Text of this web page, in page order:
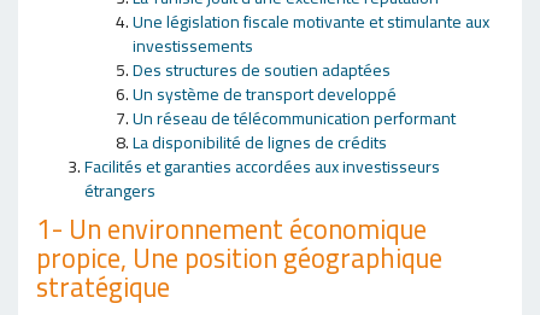
Une législation fiscale motivante et stimulante aux
investissements
Des structures de soutien adaptées
Un système de transport developpé
Un réseau de télécommunication performant
La disponibilité de lignes de crédits
Facilités et garanties accordées aux investisseurs
étrangers
1- Un environnement économique
propice, Une position géographique
stratégique